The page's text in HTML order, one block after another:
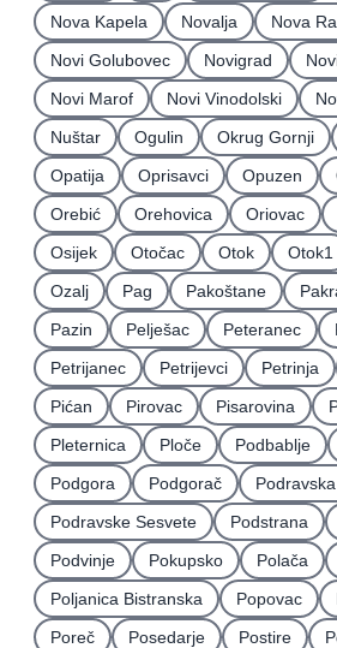
Nova Kapela
Novalja
Nova
Novi Golubovec
Novigrad
Novi Marof
Novi Vinodolski
Nuštar
Ogulin Okrug Gornji
Opatija
Oprisavci Opuzen
Orebić
Orehovica Oriovac
Osijek
Otočac Otok Otok1
Ozalj
Pag Pakoštane
Pazin
Pelješac Peteranec
Petrijanec
Petrijevci Petrinja
Pićan
Pirovac Pisarovina
Pleternica
Ploče Podbablje
Podgora
Podgorač
Podravske Sesvete
Podstrana
Podvinje
Pokupsko Polača
Poljanica Bistranska
Popovac
Poreč
Posedarje Postire